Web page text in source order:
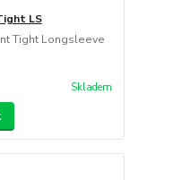
LS
Tight Longsleeve
Skladem